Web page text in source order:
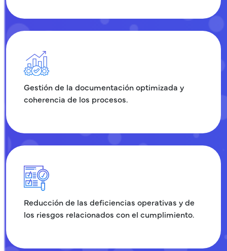
Gestión de la documentación optimizada y
coherencia de los procesos.
Reducción de las deficiencias operativas y de
los riesgos relacionados con el cumplimiento.